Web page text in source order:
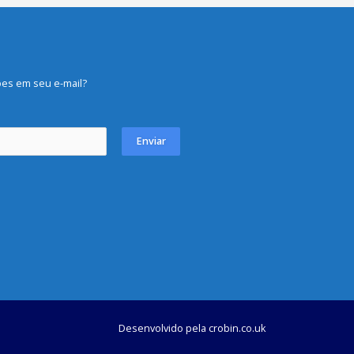
em seu e-mail?
Enviar
Desenvolvido pela crobin.co.uk